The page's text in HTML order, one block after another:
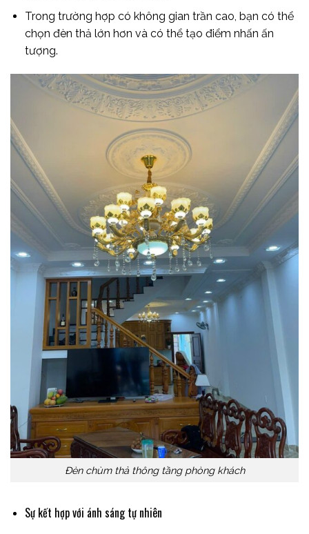
Trong trường hợp có không gian trần cao, bạn có thể
chọn đèn thả lớn hơn và có thể tạo điểm nhấn ấn
tượng.
Đèn chùm thả thông tầng phòng khách
Sự kết hợp với ánh sáng tự nhiên